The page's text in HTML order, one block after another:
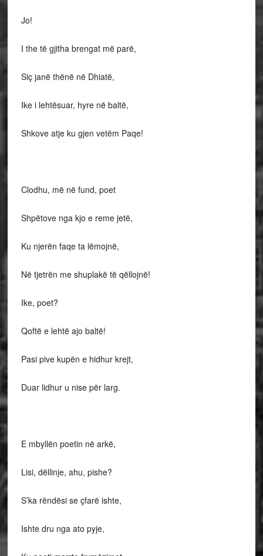
Jo!
I the të gjitha brengat më parë,
Siç janë thënë në Dhiatë,
Ike i lehtësuar, hyre në baltë,
Shkove atje ku gjen vetëm Paqe!
Clodhu, më në fund, poet
Shpëtove nga kjo e reme jetë,
Ku njerën faqe ta lëmojnë,
Në tjetrën me shuplakë të qëllojnë!
Ike, poet?
Qoftë e lehtë ajo baltë!
Pasi pive kupën e hidhur krejt,
Duar lidhur u nise për larg.
E mbyllën poetin në arkë,
Lisi, dëllinje, ahu, pishe?
S’ka rëndësi se çfarë ishte,
Ishte dru nga ato pyje,